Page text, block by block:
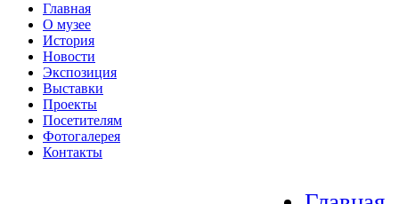
Главная
О музее
История
Новости
Экспозиция
Выставки
Проекты
Посетителям
Фотогалерея
Контакты